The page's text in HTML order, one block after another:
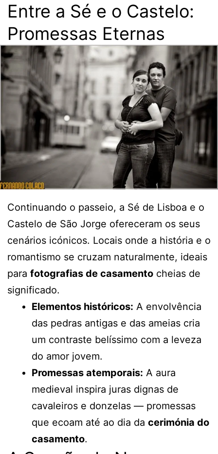
Entre a Sé e o Castelo:
Promessas Eternas
Continuando o passeio, a Sé de Lisboa e o
Castelo de São Jorge ofereceram os seus
cenários icónicos. Locais onde a história e o
romantismo se cruzam naturalmente, ideais
para fotografias de casamento cheias de
significado.
Elementos históricos: A envolvência
das pedras antigas e das ameias cria
um contraste belíssimo com a leveza
do amor jovem.
Promessas atemporais: A aura
medieval inspira juras dignas de
cavaleiros e donzelas — promessas
que ecoam até ao dia da cerimónia do
casamento.